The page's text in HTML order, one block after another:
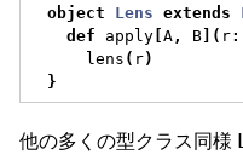
object Lens extends
def apply [A, B ]( r:
lens ( r)
}
他の多くの型クラス同様